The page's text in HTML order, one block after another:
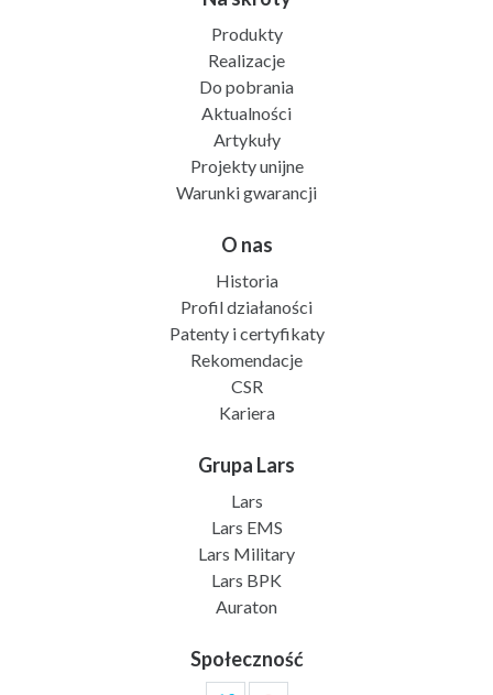
Produkty
Realizacje
Do pobrania
Aktualności
Artykuły
Projekty unijne
Warunki gwarancji
O nas
Historia
Profil działaności
Patenty i certyfikaty
Rekomendacje
CSR
Kariera
Grupa Lars
Lars
Lars EMS
Lars Military
Lars BPK
Auraton
Społeczność